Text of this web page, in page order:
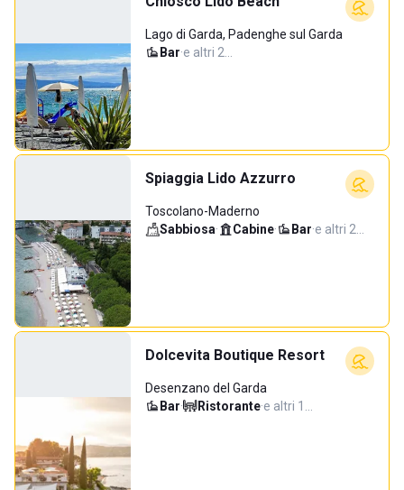
Lago di Garda, Padenghe sul Garda
Bar·e altri 2…
Spiaggia Lido Azzurro
Toscolano-Maderno
Sabbiosa· Cabine· Bar·e altri 2…
Dolcevita Boutique Resort
Desenzano del Garda
Bar· Ristorante·e altri 1…